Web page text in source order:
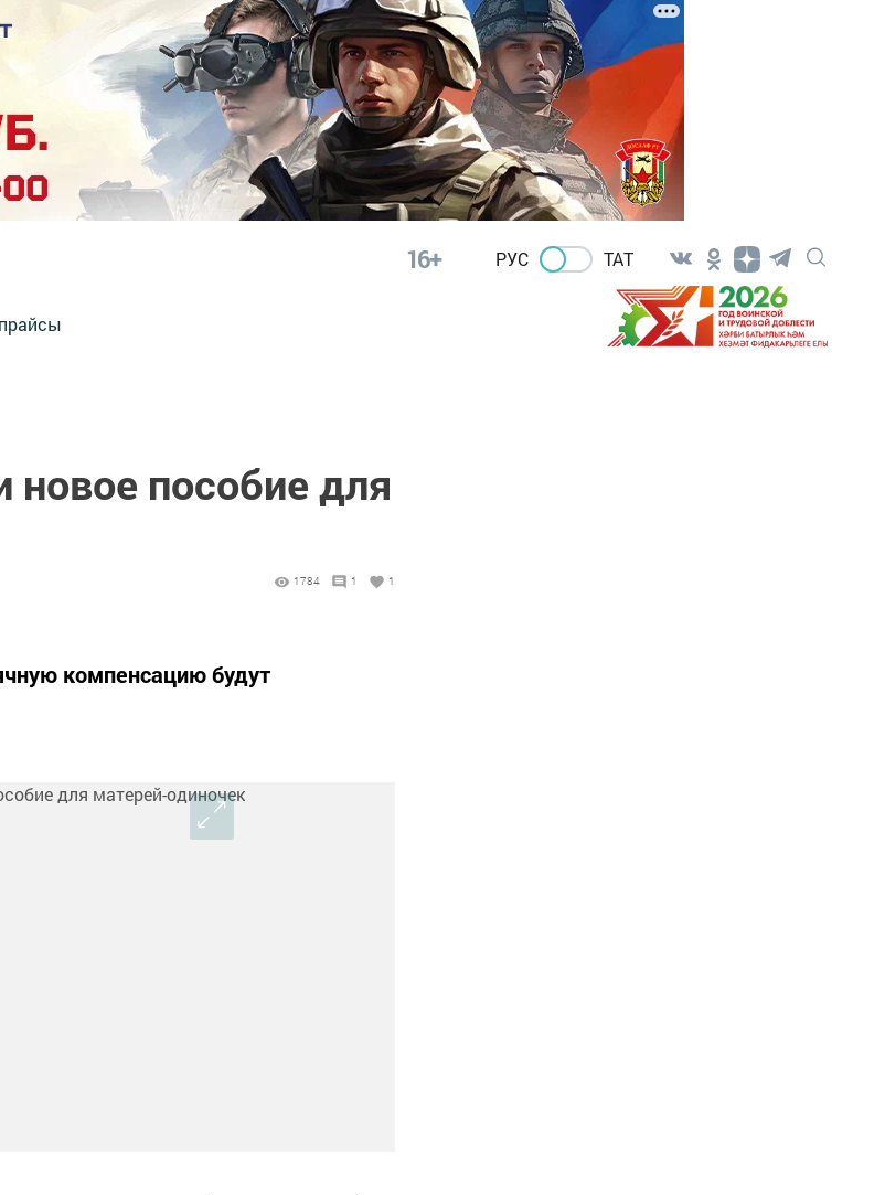
16+ РУС ТАТ
новое пособие для
1784 1 1
компенсацию будут